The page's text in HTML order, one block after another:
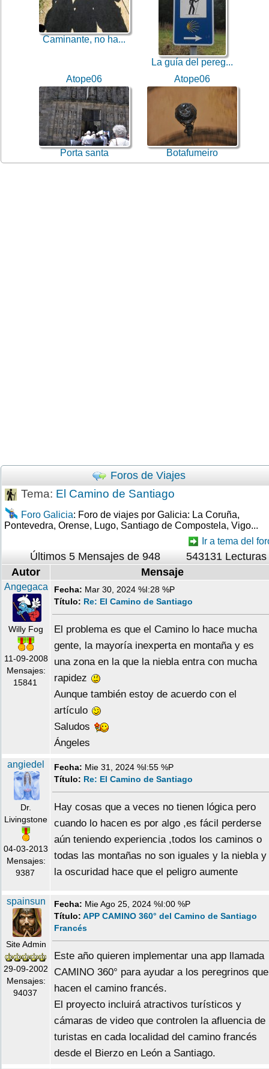
Caminante, no ha...
La guía del pereg...
Atope06
Porta santa
Atope06
Botafumeiro
Foros de Viajes
Tema: El Camino de Santiago
Foro Galicia: Foro de viajes por Galicia: La Coruña,
Pontevedra, Orense, Lugo, Santiago de Compostela, Vigo...
Ir a tema del
Últimos 5 Mensajes de 948
543131 Lecturas
Autor
Mensaje
Angegaca
Willy Fog
11-09-2008
Mensajes:
15841
Fecha: Mar 30, 2024 %I:28 %P
Título: Re: El Camino de Santiago
El problema es que el Camino lo hace mucha
gente, la mayoría inexperta en montaña y es
una zona en la que la niebla entra con mucha
rapidez
Aunque también estoy de acuerdo con el
artículo
Saludos
Ángeles
angiedel
Dr.
Livingstone
04-03-2013
Mensajes:
9387
Fecha: Mie 31, 2024 %I:55 %P
Título: Re: El Camino de Santiago
Hay cosas que a veces no tienen lógica pero
cuando lo hacen es por algo ,es fácil perderse
aún teniendo experiencia ,todos los caminos o
todas las montañas no son iguales y la niebla y
la oscuridad hace que el peligro aumente
spainsun
Site Admin
29-09-2002
Mensajes:
94037
Fecha: Mie Ago 25, 2024 %I:00 %P
Título: APP CAMINO 360° del Camino de Santiago
Francés
Este año quieren implementar una app llamada
CAMINO 360° para ayudar a los peregrinos que
hacen el camino francés.
El proyecto incluirá atractivos turísticos y
cámaras de video que controlen la afluencia de
turistas en cada localidad del camino francés
desde el Bierzo en León a Santiago.